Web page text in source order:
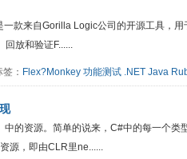
款来自Gorilla Logic公司的开源工具，
回放和验证F......
： Flex?Monkey 功能测试 .NET Java
的资源。简单的说来，C#中的每一个类
源，即由CLR里ne......